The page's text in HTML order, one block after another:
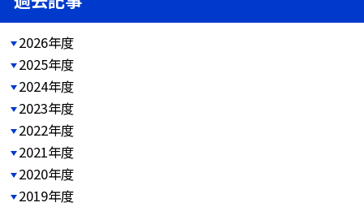
2026年度
2025年度
2024年度
2023年度
2022年度
2021年度
2020年度
2019年度